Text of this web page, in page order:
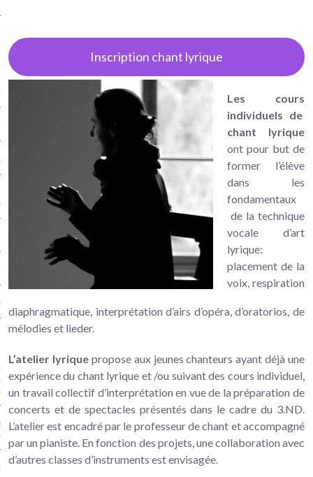
instruments à
musical / Chant lyrique
à Versailles
(cours particuliers)
Versailles
méthode Suzuki – Versailles
lyrique à Versailles
enfants (6/9 ans) et
DIY (broderie, crochet, petite
à partir de 7 ans – Versailles
Terre Bois Pierre –
Inscription chant lyrique
Les cours
individuels de
chant lyrique
ont pour but de
former l’élève
dans les
fondamentaux
de la technique
vocale d’art
lyrique:
placement de la
voix, respiration
diaphragmatique, interprétation d’airs d’opéra, d’oratorios, de
mélodies et lieder.
L’atelier lyriquepropose aux jeunes chanteurs ayant déjà une
expérience du chant lyrique et /ou suivant des cours individuel,
un travail collectif d’interprétation en vue de la préparation de
concerts et de spectacles présentés dans le cadre du 3.ND.
L’atelier est encadré par le professeur de chant et accompagné
par un pianiste. En fonction des projets, une collaboration avec
d’autres classes d’instruments est envisagée.